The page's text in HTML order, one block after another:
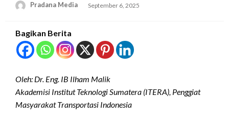
Pradana Media September 6, 2025
Bagikan Berita
Oleh: Dr. Eng. IB Ilham Malik
Akademisi Institut Teknologi Sumatera (ITERA), Penggiat
Masyarakat Transportasi Indonesia